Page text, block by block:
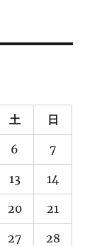
土 日
6 7
13 14
20 21
27 28